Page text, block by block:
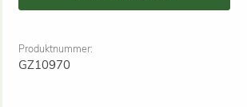
Produktnummer:
GZ10970